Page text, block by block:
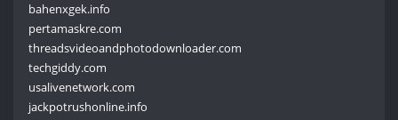
bahenxgek.info
pertamaskre.com
threadsvideoandphotodownloader.com
techgiddy.com
usalivenetwork.com
jackpotrushonline.info